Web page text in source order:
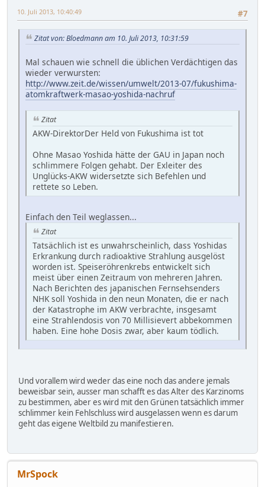
#7
10. Juli 2013, 10:40:49
Zitat von: Bloedmann am 10. Juli 2013, 10:31:59
Mal schauen wie schnell die üblichen Verdächtigen das
wieder verwursten:
http://www.zeit.de/wissen/umwelt/2013-07/fukushima-
atomkraftwerk-masao-yoshida-nachruf
Zitat
AKW-DirektorDer Held von Fukushima ist tot
Ohne Masao Yoshida hätte der GAU in Japan noch
schlimmere Folgen gehabt. Der Exleiter des
Unglücks-AKW widersetzte sich Befehlen und
rettete so Leben.
Einfach den Teil weglassen...
Zitat
Tatsächlich ist es unwahrscheinlich, dass Yoshidas
Erkrankung durch radioaktive Strahlung ausgelöst
worden ist. Speiseröhrenkrebs entwickelt sich
meist über einen Zeitraum von mehreren Jahren.
Nach Berichten des japanischen Fernsehsenders
NHK soll Yoshida in den neun Monaten, die er nach
der Katastrophe im AKW verbrachte, insgesamt
eine Strahlendosis von 70 Millisievert abbekommen
haben. Eine hohe Dosis zwar, aber kaum tödlich.
Und vorallem wird weder das eine noch das andere jemals
beweisbar sein, ausser man schafft es das Alter des Karzinoms
zu bestimmen, aber es wird mit den Grünen tatsächlich immer
schlimmer kein Fehlschluss wird ausgelassen wenn es darum
geht das eigene Weltbild zu manifestieren.
MrSpock